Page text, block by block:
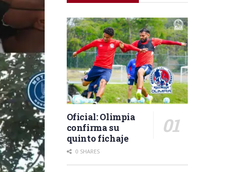
Oficial: Olimpia
confirma su
quinto fichaje
0 SHARES